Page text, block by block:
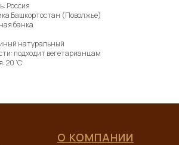
Россия
Башкортостан (Поволжье)
банка
натуральный
подходит вегетарианцам
20 'C
О КОМПАНИИ